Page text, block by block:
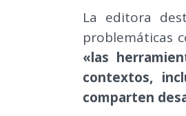
La editora
problemáticas
«las
contextos,
comparten